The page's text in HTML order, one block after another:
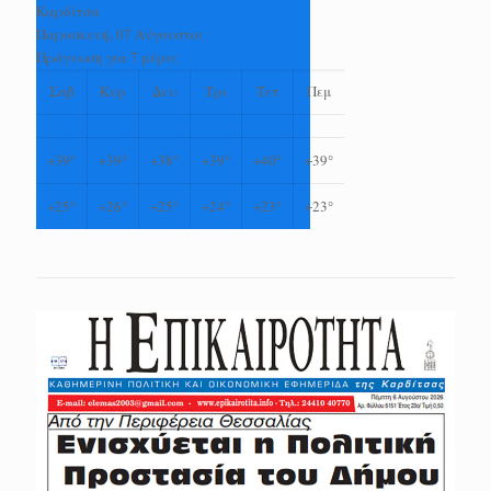
Καρδίτσα
Παρασκευή, 07 Αύγουστος
Πρόγνωση για 7 μέρες
Σαβ
Κυρ Δευ Τρι Τετ Πεμ
+39° +39° +38° +39° +40° +39°
+25° +26° +25° +24° +23° +23°